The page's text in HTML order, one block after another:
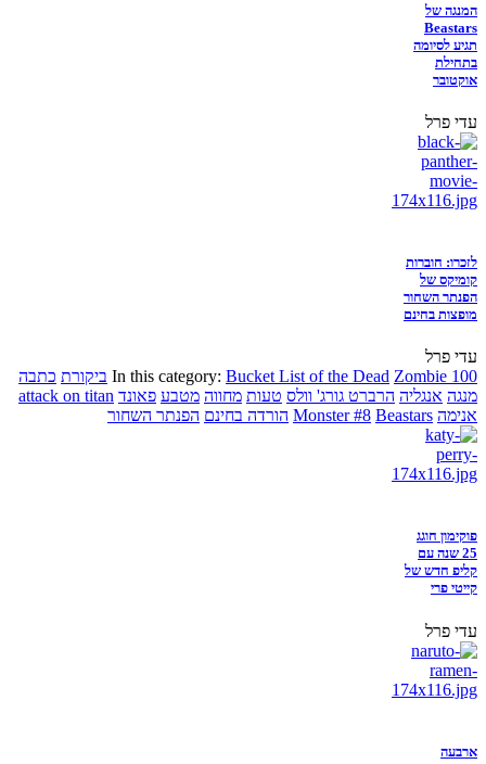
המנגה של
Beastars
תגיע לסיומה
בתחילת
אוקטובר
עדי פרל
לזכרו: חוברות
קומיקס של
הפנתר השחור
מופצות בחינם
עדי פרל
In this category: Bucket List of the Dead Zombie 100 ביקורת כתבה
מנגה אנגליה הרברט גורג' וולס טעות מחווה מטבע פאונד attack on titan
אנימה
Monster #8 Beastars הורדה בחינם הפנתר השחור
פוקימון חוגג
25 שנה עם
קליפ חדש של
קייטי פרי
עדי פרל
ארבעה